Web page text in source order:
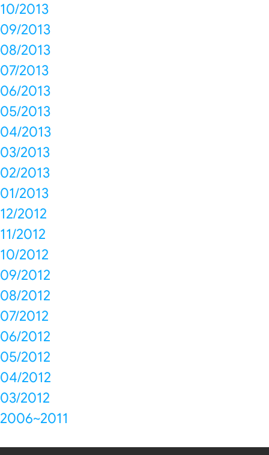
10/2013
09/2013
08/2013
07/2013
06/2013
05/2013
04/2013
03/2013
02/2013
01/2013
12/2012
11/2012
10/2012
09/2012
08/2012
07/2012
06/2012
05/2012
04/2012
03/2012
2006~2011